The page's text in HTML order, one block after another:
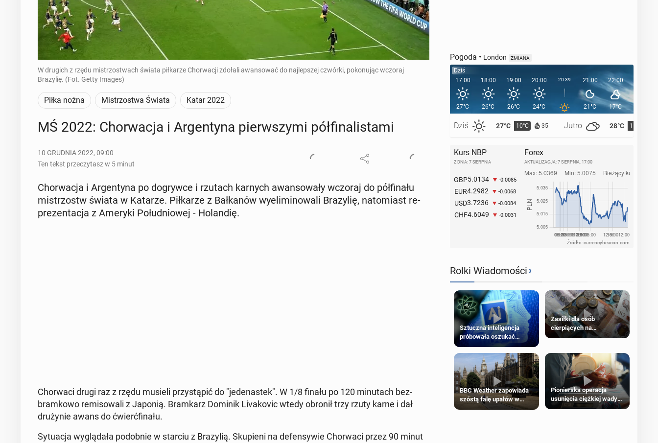
W drugich z rzędu mistrzostwach świata piłkarze Chorwacji zdołali awansować do najlepszej czwórki, pokonując wczoraj
Brazylię. (Fot. Getty Images)
Piłka nożna Mistrzostwa Świata Katar 2022
MŚ 2022: Chor­wa­cja i Ar­gen­ty­na pierw­szy­mi pół­fi­na­li­sta­mi
10 GRUDNIA 2022, 09:00
Ten tekst przeczytasz w 5 minut
Chor­wa­cja i Ar­gen­ty­na po do­gryw­ce i rzutach karnych awan­so­wa­ły wczoraj do pół­fi­na­łu
mi­strzostw świata w Katarze. Pił­ka­rze z Bał­ka­nów wy­eli­mi­no­wa­li Bra­zy­lię, na­to­miast re­
pre­zen­ta­cja z Ameryki Po­łu­dnio­wej - Ho­lan­dię.
Chor­wa­ci drugi raz z rzędu musieli przy­stą­pić do "je­de­na­stek". W 1/8 finału po 120 mi­nu­tach bez­
bram­ko­wo re­mi­so­wa­li z Japonią. Bram­karz Dominik Li­va­ko­vic wtedy obronił trzy rzuty karne i dał
dru­ży­nie awans do ćwierć­fi­na­łu.
Sy­tu­acja wy­glą­da­ła po­dob­nie w starciu z Bra­zy­lią. Sku­pie­ni na de­fen­sy­wie Chor­wa­ci przez 90 minut
Pogoda • London ZMIANA
Dziś
17:00
27°C
Dziś 27°C 10°C 35 Jutro 28°C 11°C
18:00
26°C
19:00
26°C
20:00
24°C
20:39 21:00
21°C
22:00
17°C
23:00
Kurs NBP
Z DNIA: 7 SIERPNIA
GBP5.0134 -0.0085
EUR4.2982 -0.0068
USD3.7236 -0.0084
CHF4.6049 -0.0031
Forex
AKTUALIZACJA: 7 SIERPNIA, 17:00
Źródło: currencybeacon.com
Rolki Wiadomości›
Sztuczna inteligencja
próbowała oszukać
człowieka
Zasiłki dla osób
cierpiących na
schorzenia psychiczne
BBC Weather zapowiada
szóstą falę upałów w
Londynie
Pionierska operacja
usunięcia ciężkiej wady
wrodzonej płodu w łonie